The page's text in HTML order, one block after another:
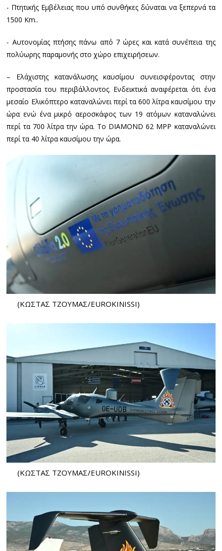
​- Πτητικής Εμβέλειας που υπό συνθήκες δύναται να ξεπερνά τα
1500 Km..
​- Αυτονομίας πτήσης πάνω από 7 ώρες και κατά συνέπεια της
πολύωρης παραμονής στο χώρο επιχειρήσεων.
– ​Ελάχιστης κατανάλωσης καυσίμου συνεισφέροντας στην
προστασία του περιβάλλοντος. Ενδεικτικά αναφέρεται ότι ένα
μεσαίο Ελικόπτερο καταναλώνει περί τα 600 λίτρα καυσίμου την
ώρα ενώ ένα μικρό αεροσκάφος των 19 ατόμων καταναλώνει
περί τα 700 λίτρα την ώρα. Το DIAMOND 62 MPP καταναλώνει
περί τα 40 λίτρα καυσίμου την ώρα.
(ΚΩΣΤΑΣ ΤΖΟΥΜΑΣ/EUROKINISSI)
(ΚΩΣΤΑΣ ΤΖΟΥΜΑΣ/EUROKINISSI)